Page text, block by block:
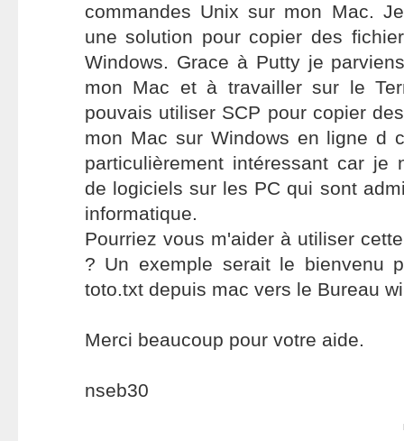
commandes Unix sur mon Mac.
une solution pour copier des
Windows. Grace à Putty je
mon Mac et à travailler sur le
pouvais utiliser SCP pour copier
mon Mac sur Windows en ligne d
particulièrement intéressant car je
de logiciels sur les PC qui sont
informatique.
Pourriez vous m'aider à utiliser
? Un exemple serait le bienvenu
toto.txt depuis mac vers le Bureau
Merci beaucoup pour votre aide.
nseb30